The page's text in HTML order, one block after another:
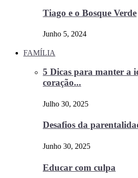
Tiago e o Bosque Verde
Junho 5, 2024
FAMÍLIA
5 Dicas para manter a
coração...
Julho 30, 2025
Desafios da
Junho 30, 2025
Educar com culpa